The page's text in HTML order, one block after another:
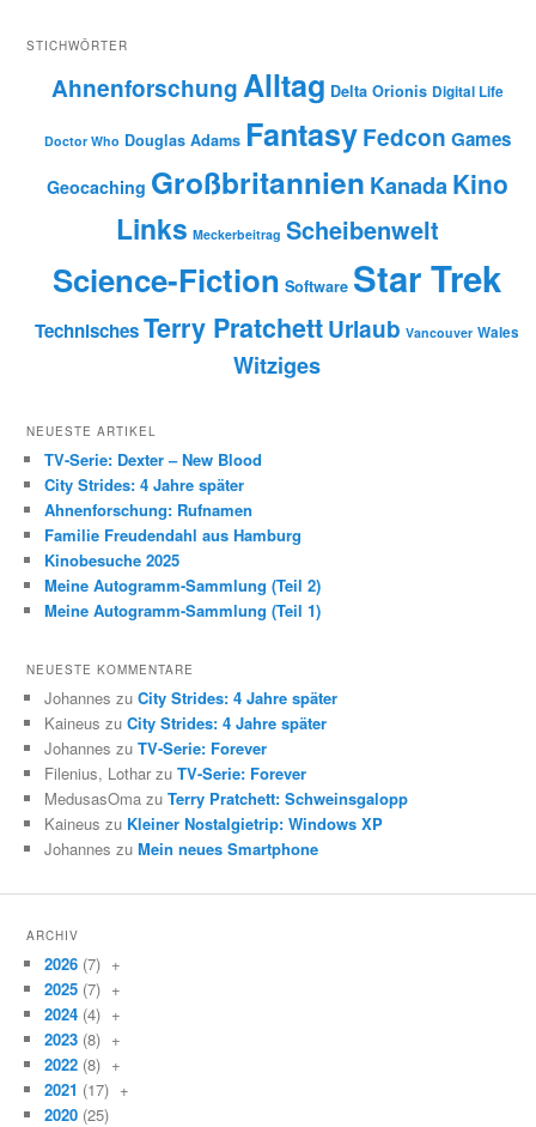
STICHWÖRTER
AhnenforschungAlltag Delta Orionis Digital Life
Doctor Who Douglas Adams Fantasy Fedcon Games
Geocaching Großbritannien Kanada Kino
Links Meckerbeitrag Scheibenwelt
Science-Fiction Software Star Trek
TechnischesTerry PratchettUrlaub Vancouver Wales
Witziges
NEUESTE ARTIKEL
TV-Serie: Dexter – New Blood
City Strides: 4 Jahre später
Ahnenforschung: Rufnamen
Familie Freudendahl aus Hamburg
Kinobesuche 2025
Meine Autogramm-Sammlung (Teil 2)
Meine Autogramm-Sammlung (Teil 1)
NEUESTE KOMMENTARE
Johannes zuCity Strides: 4 Jahre später
Kaineus zuCity Strides: 4 Jahre später
Johannes zuTV-Serie: Forever
Filenius, Lothar zuTV-Serie: Forever
MedusasOma zuTerry Pratchett: Schweinsgalopp
Kaineus zu Kleiner Nostalgietrip: Windows XP
Johannes zuMein neues Smartphone
ARCHIV
2026 (7) +
2025 (7) +
2024 (4) +
2023 (8) +
2022 (8) +
2021 (17) +
2020 (25)